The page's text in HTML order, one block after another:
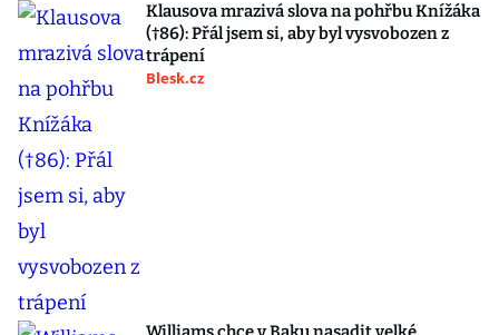
Klausova mrazivá slova na pohřbu Knížáka
(†86): Přál jsem si, aby byl vysvobozen z
trápení
Blesk.cz